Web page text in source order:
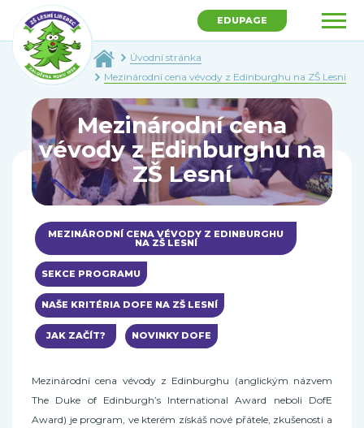
EDUPAGE
Úvodní stránka
Mezinárodní cena vévody z Edinburghu na ZŠ Lesní
Mezinárodní cena
vévody z Edinburghu na
ZŠ Lesní
MEZINÁRODNÍ CENA VÉVODY Z EDINBURGHU
NA ZŠ LESNÍ
SEKCE PROGRAMU
NAŠE KRITÉRIA DOFE NA ZŠ LESNÍ
JAK ZAČÍT? NOVINKY DOFE
Mezinárodní cena vévody z Edinburghu (anglickým názvem
The Duke of Edinburgh’s International Award neboli DofE
Award) je program, ve kterém získáš nové přátele, zkušenosti a